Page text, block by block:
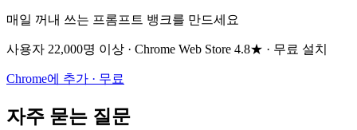
매일 꺼내 쓰는 프롬프트 뱅크를 만드세요
사용자 22,000명 이상 · Chrome Web Store 4.8★ · 무료 설치
Chrome에 추가 · 무료
자주 묻는 질문